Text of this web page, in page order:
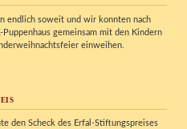
endlich soweit und wir konnten nach
gemeinsam mit den Kindern
einweihen.
den Scheck des Erfal-Stiftungspreises